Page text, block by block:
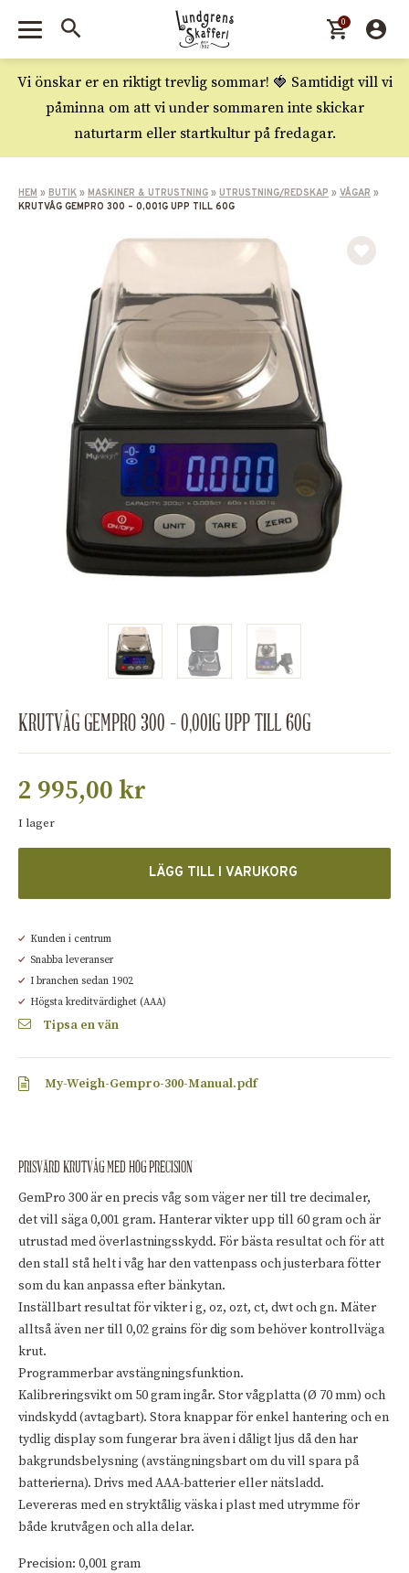
0
Vi önskar er en riktigt trevlig sommar! 🍓 Samtidigt vill vi
påminna om att vi under sommaren inte skickar
naturtarm eller startkultur på fredagar.
HEM » BUTIK » MASKINER & UTRUSTNING » UTRUSTNING/REDSKAP » VÅGAR »
KRUTVÅG GEMPRO 300 – 0,001G UPP TILL 60G
KRUTVÅG GEMPRO 300 – 0,001G UPP TILL 60G
2 995,00 kr
I lager
LÄGG TILL I VARUKORG
Kunden i centrum
Snabba leveranser
I branchen sedan 1902
Högsta kreditvärdighet (AAA)
Tipsa en vän
My-Weigh-Gempro-300-Manual.pdf
PRISVÄRD KRUTVÅG MED HÖG PRECISION
GemPro 300 är en precis våg som väger ner till tre decimaler,
det vill säga 0,001 gram. Hanterar vikter upp till 60 gram och är
utrustad med överlastningsskydd. För bästa resultat och för att
den stall stå helt i våg har den vattenpass och justerbara fötter
som du kan anpassa efter bänkytan.
Inställbart resultat för vikter i g, oz, ozt, ct, dwt och gn. Mäter
alltså även ner till 0,02 grains för dig som behöver kontrollväga
krut.
Programmerbar avstängningsfunktion.
Kalibreringsvikt om 50 gram ingår. Stor vågplatta (Ø 70 mm) och
vindskydd (avtagbart). Stora knappar för enkel hantering och en
tydlig display som fungerar bra även i dåligt ljus då den har
bakgrundsbelysning (avstängningsbart om du vill spara på
batterierna). Drivs med AAA-batterier eller nätsladd.
Levereras med en stryktålig väska i plast med utrymme för
både krutvågen och alla delar.
Precision: 0,001 gram